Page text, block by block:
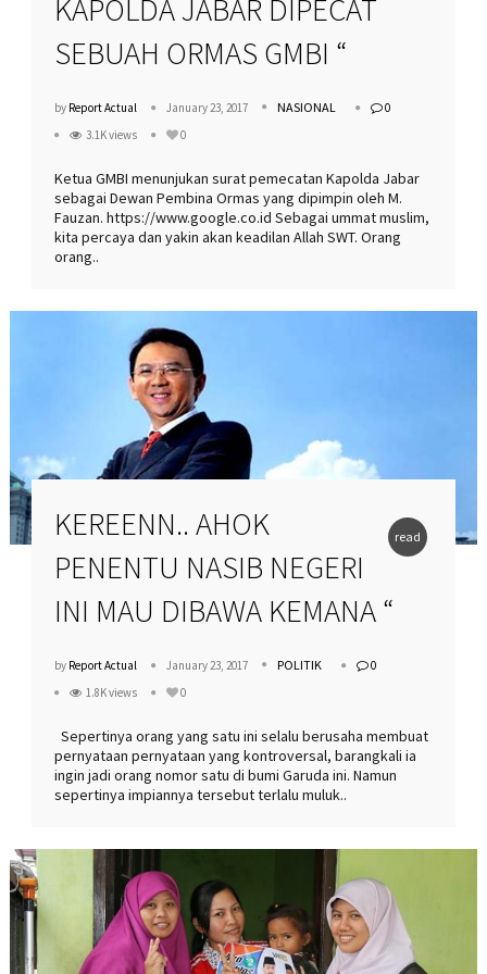
KAPOLDA JABAR DIPECAT
SEBUAH ORMAS GMBI “
by Report Actual January 23, 2017 NASIONAL
0
3.1K views
0
Ketua GMBI menunjukan surat pemecatan Kapolda Jabar
sebagai Dewan Pembina Ormas yang dipimpin oleh M.
Fauzan. https://www.google.co.id Sebagai ummat muslim,
kita percaya dan yakin akan keadilan Allah SWT. Orang
orang..
read
KEREENN.. AHOK
PENENTU NASIB NEGERI
INI MAU DIBAWA KEMANA “
by Report Actual January 23, 2017 POLITIK
0
1.8K views
0
Sepertinya orang yang satu ini selalu berusaha membuat
pernyataan pernyataan yang kontroversal, barangkali ia
ingin jadi orang nomor satu di bumi Garuda ini. Namun
sepertinya impiannya tersebut terlalu muluk..